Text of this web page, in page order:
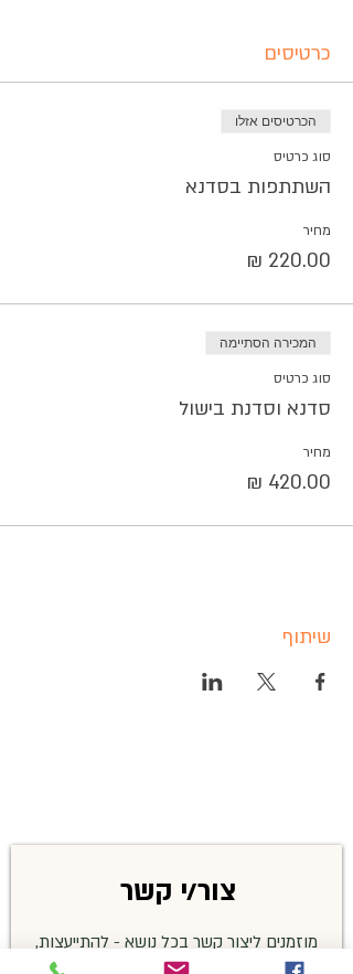
כרטיסים
הכרטיסים אזלו
סוג כרטיס
השתתפות בסדנא
מחיר
המכירה הסתיימה
סוג כרטיס
סדנא וסדנת בישול
מחיר
שיתוף
צור/י קשר
מוזמנים ליצור קשר בכל נושא - להתייעצות,
שאלות בנושא זיהויים, פרטים על האירועים,